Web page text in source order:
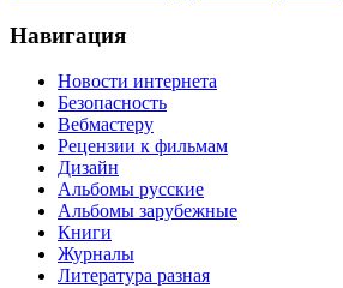
Навигация
Новости интернета
Безопасность
Вебмастеру
Рецензии к фильмам
Дизайн
Альбомы русские
Альбомы зарубежные
Книги
Журналы
Литература разная